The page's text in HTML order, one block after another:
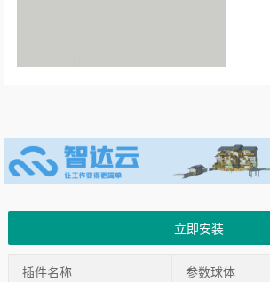
立即安装
插件名称
参数球体